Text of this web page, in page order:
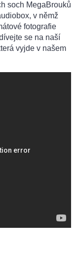
soch MegaBrouků
v němž
fotografie
se na naší
vyjde v našem